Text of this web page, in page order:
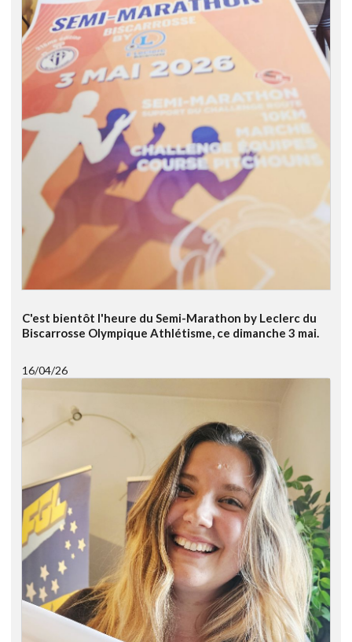
C'est bientôt l'heure du Semi-Marathon by Leclerc du
Biscarrosse Olympique Athlétisme, ce dimanche 3 mai.
16/04/26